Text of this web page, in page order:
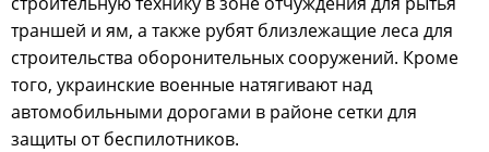
траншей и ям, а также рубят близлежащие леса для
строительства оборонительных сооружений. Кроме
того, украинские военные натягивают над
автомобильными дорогами в районе сетки для
защиты от беспилотников.